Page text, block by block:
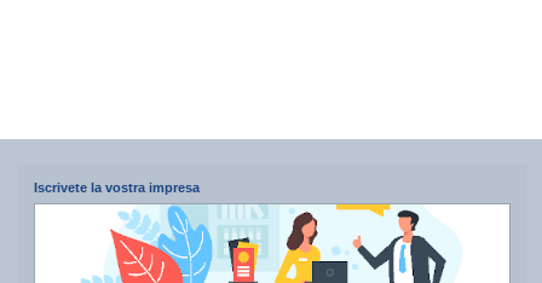
Iscrivete la vostra impresa